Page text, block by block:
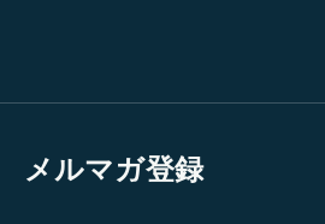
メルマガ登録